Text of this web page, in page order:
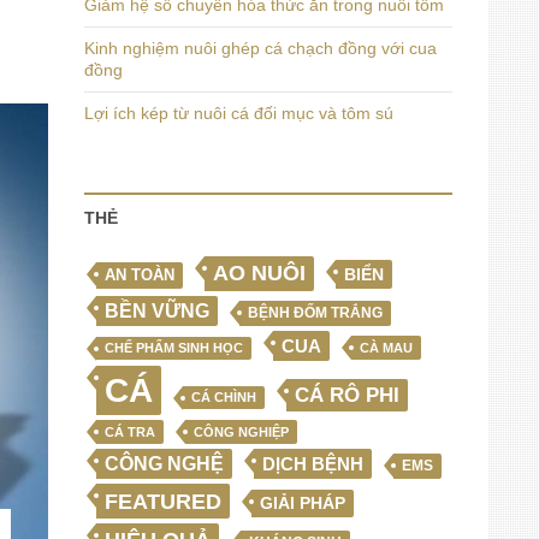
Giảm hệ số chuyển hóa thức ăn trong nuôi tôm
Kinh nghiệm nuôi ghép cá chạch đồng với cua
đồng
Lợi ích kép từ nuôi cá đối mục và tôm sú
THẺ
AN TOÀN AO NUÔI BIỂN
BỀN VỮNG BỆNH ĐỐM TRẮNG
CHẾ PHẨM SINH HỌC CUA CÀ MAU
CÁ CÁ CHÌNH CÁ RÔ PHI
CÁ TRA CÔNG NGHIỆP
CÔNG NGHỆ DỊCH BỆNH EMS
FEATURED GIẢI PHÁP